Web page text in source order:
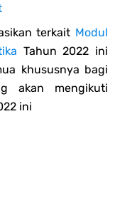
terkait Modul
Tahun 2022 ini
khususnya bagi
akan mengikuti
ini